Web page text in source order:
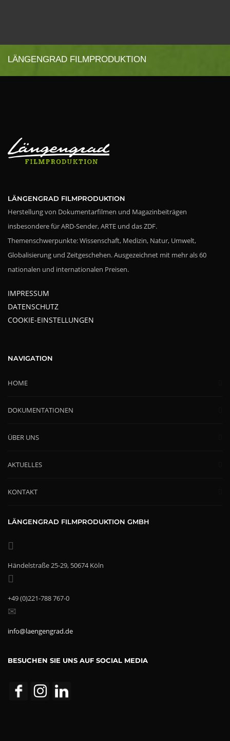
LÄNGENGRAD FILMPRODUKTION
LÄNGENGRAD FILMPRODUKTION
Herstellung von Dokumentarfilmen und Magazinbeiträgen
insbesondere für ARD-Sender, ARTE und das ZDF.
Themenschwerpunkte: Wissenschaft, Medizin, Natur, Umwelt,
Globalisierung und Zeitgeschehen. Ausgezeichnet mit mehr als 60
nationalen und internationalen Preisen.
IMPRESSUM
DATENSCHUTZ
COOKIE-EINSTELLUNGEN
NAVIGATION
HOME
DOKUMENTATIONEN
ÜBER UNS
AKTUELLES
KONTAKT
LÄNGENGRAD FILMPRODUKTION GMBH
Händelstraße 25-29, 50674 Köln
+49 (0)221-788 767-0
info@laengengrad.de
BESUCHEN SIE UNS AUF SOCIAL MEDIA